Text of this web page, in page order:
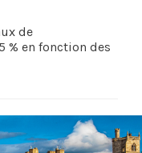
de
% en fonction des